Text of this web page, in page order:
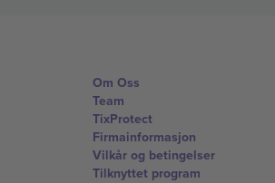
Om Oss
Team
TixProtect
Firmainformasjon
Vilkår og betingelser
Tilknyttet program